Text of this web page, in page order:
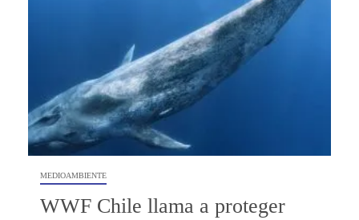
MEDIOAMBIENTE
WWF Chile llama a proteger